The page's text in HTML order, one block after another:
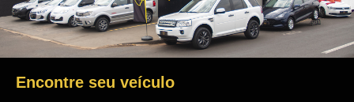
Encontre seu veículo